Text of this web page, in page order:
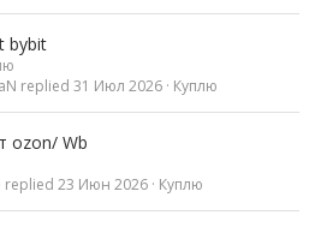
bybit
Куплю
31 Июл 2026
ozon/ Wb
Куплю
23 Июн 2026